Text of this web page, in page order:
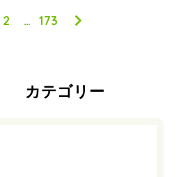
2 … 173
カテゴリー